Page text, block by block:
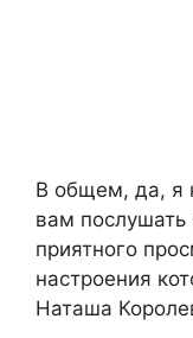
В общем, да, я
вам
приятного
настроения
Наташа